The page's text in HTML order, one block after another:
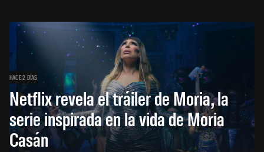
HACE 2 DÍAS
Netflix revela el tráiler de Moria, la
serie inspirada en la vida de Moria
Casán